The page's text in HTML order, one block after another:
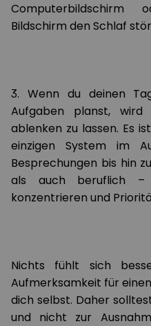
Computerbildschirm
Bildschirm den Schlaf
3. Wenn du deinen
Aufgaben planst,
ablenken zu lassen. Es
einzigen System im
Besprechungen bis hin
als auch beruflich
konzentrieren und
Nichts fühlt sich
Aufmerksamkeit für
dich selbst. Daher
und nicht zur